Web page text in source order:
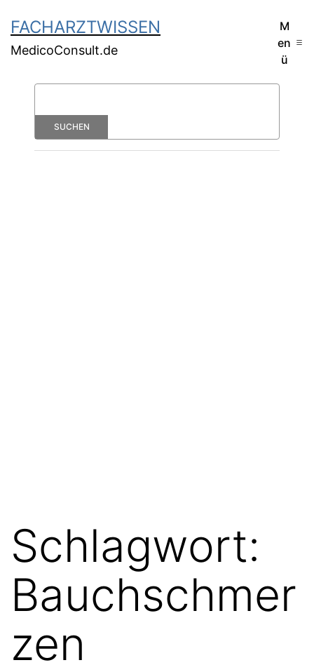
FACHARZTWISSEN
MedicoConsult.de
M
en
ü
Schlagwort:
Bauchschmer
zen